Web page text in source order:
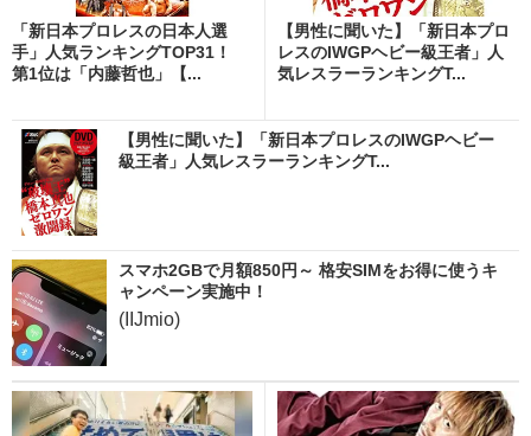
「新日本プロレスの日本人選
手」人気ランキングTOP31！
第1位は「内藤哲也」【...
【男性に聞いた】「新日本プロ
レスのIWGPヘビー級王者」人
気レスラーランキングT...
【男性に聞いた】「新日本プロレスのIWGPヘビー
級王者」人気レスラーランキングT...
スマホ2GBで月額850円～ 格安SIMをお得に使うキ
ャンペーン実施中！
(IIJmio)